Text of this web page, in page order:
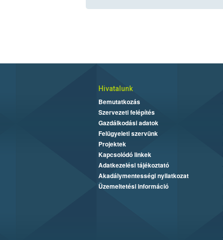
Hivatalunk
Bemutatkozás
Szervezeti felépítés
Gazdálkodási adatok
Felügyeleti szervünk
Projektek
Kapcsolódó linkek
Adatkezelési tájékoztató
Akadálymentességi nyilatkozat
Üzemeltetési információ